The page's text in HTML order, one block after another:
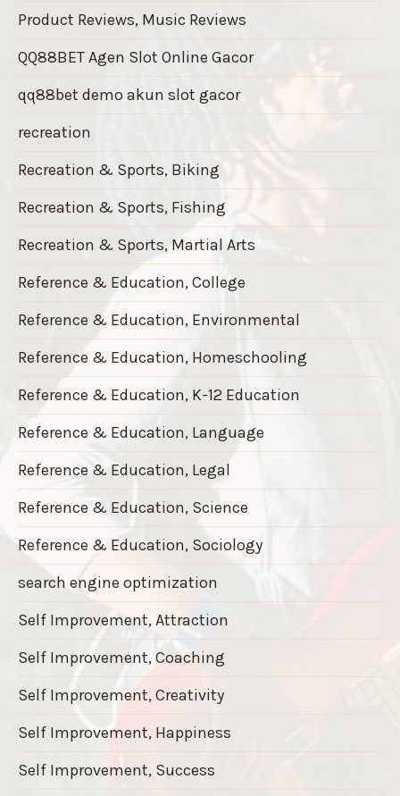
Product Reviews, Music Reviews
QQ88BET Agen Slot Online Gacor
qq88bet demo akun slot gacor
recreation
Recreation & Sports, Biking
Recreation & Sports, Fishing
Recreation & Sports, Martial Arts
Reference & Education, College
Reference & Education, Environmental
Reference & Education, Homeschooling
Reference & Education, K-12 Education
Reference & Education, Language
Reference & Education, Legal
Reference & Education, Science
Reference & Education, Sociology
search engine optimization
Self Improvement, Attraction
Self Improvement, Coaching
Self Improvement, Creativity
Self Improvement, Happiness
Self Improvement, Success